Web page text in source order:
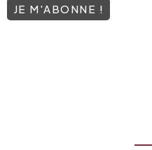
JE M'ABONNE !